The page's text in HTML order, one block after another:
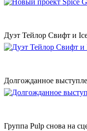
Дуэт Тейлор Свифт и
Долгожданное
Группа Pulp снова на